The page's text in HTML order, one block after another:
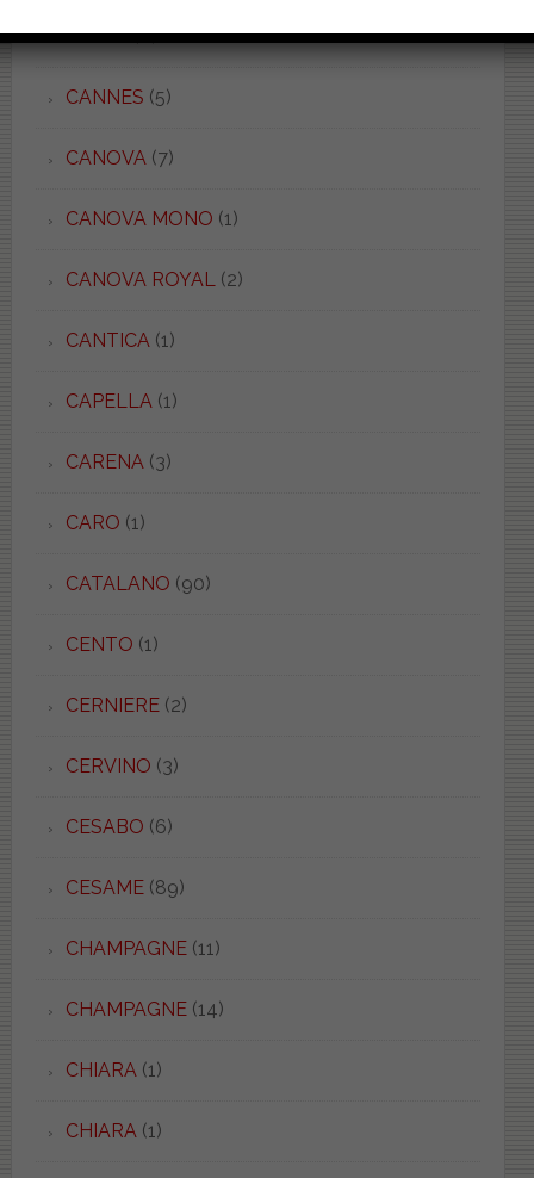
CALLA(8)
CANNES (5)
CANOVA(7)
CANOVA MONO (1)
CANOVA ROYAL(2)
CANTICA(1)
CAPELLA(1)
CARENA(3)
CARO (1)
CATALANO (90)
CENTO (1)
CERNIERE(2)
CERVINO (3)
CESABO (6)
CESAME(89)
CHAMPAGNE(11)
CHAMPAGNE(14)
CHIARA(1)
CHIARA(1)